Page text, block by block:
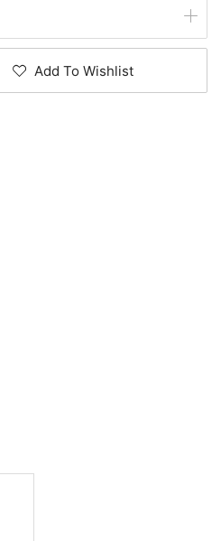
Add To Wishlist